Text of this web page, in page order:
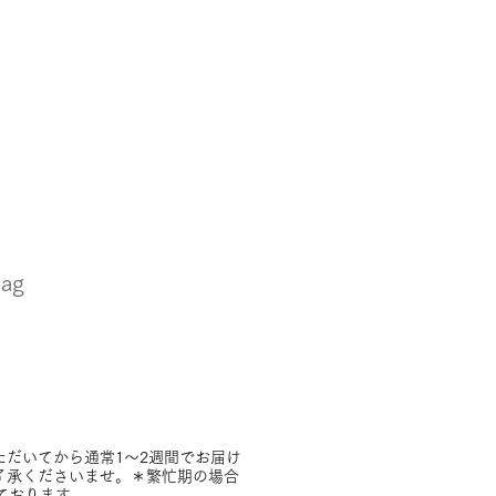
だいてから通常1～2週間でお届け
承くださいませ。＊繁忙期の場合